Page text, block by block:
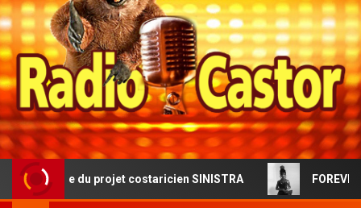
du projet costaricien SINISTRA FOREVERMORE :